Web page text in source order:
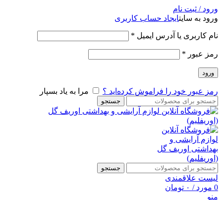
ورود / ثبت نام
ورود به سایتایجاد حساب کاربری
نام کاربری یا آدرس ایمیل *
رمز عبور *
ورود
رمز عبور خود را فراموش کرده‌اید ؟ مرا به یاد بسپار
جستجو
جستجو
لیست علاقمندی
0 مورد / ۰ تومان
منو